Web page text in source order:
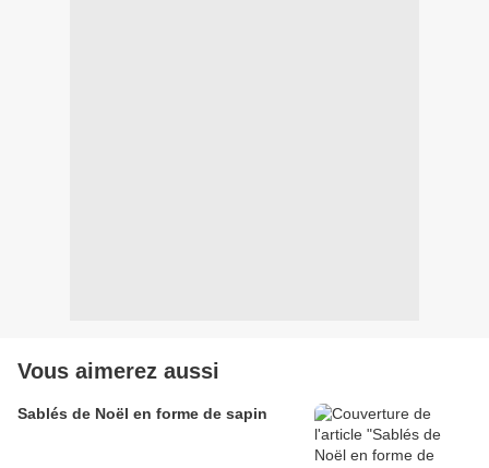
Vous aimerez aussi
Sablés de Noël en forme de sapin